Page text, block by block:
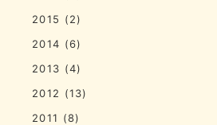
2015 (2)
2014 (6)
2013 (4)
2012 (13)
2011 (8)